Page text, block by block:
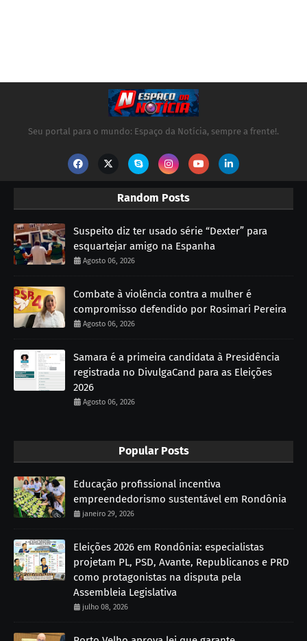
Seu portal para o mundo: Espaço da Notícia, sempre a frente!.
Random Posts
Suspeito diz ter usado série “Dexter” para
esquartejar amigo na Espanha
Agosto 06, 2026
Combate à violência contra a mulher é
compromisso defendido por Rosimari Pereira
Agosto 06, 2026
Samara é a primeira candidata à Presidência
registrada no DivulgaCand para as Eleições
2026
Agosto 06, 2026
Popular Posts
Educação profissional incentiva
empreendedorismo sustentável em Rondônia
janeiro 29, 2026
Eleições 2026 em Rondônia: especialistas
projetam PL, PSD, Avante, Republicanos e PRD
como protagonistas na disputa pela
Assembleia Legislativa
julho 08, 2026